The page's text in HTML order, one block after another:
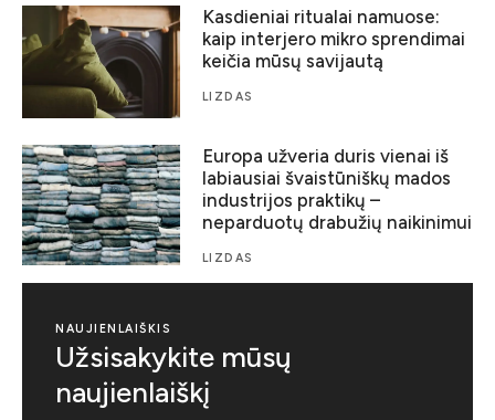
Kasdieniai ritualai namuose:
kaip interjero mikro sprendimai
keičia mūsų savijautą
LIZDAS
Europa užveria duris vienai iš
labiausiai švaistūniškų mados
industrijos praktikų –
neparduotų drabužių naikinimui
LIZDAS
NAUJIENLAIŠKIS
Užsisakykite mūsų
naujienlaiškį